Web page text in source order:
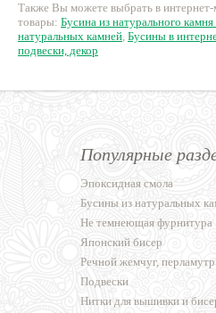
Также Вы можете выбрать в
товары: Бусина из натурального камня
натуральных камней, Бусины в
подвески, декор
Популярные
Эпоксидная смола
Бусины из натуральных
Не темнеющая фурнитура
Японский бисер
Речной жемчуг, перламутр
Подвески
Нитки для вышивки и